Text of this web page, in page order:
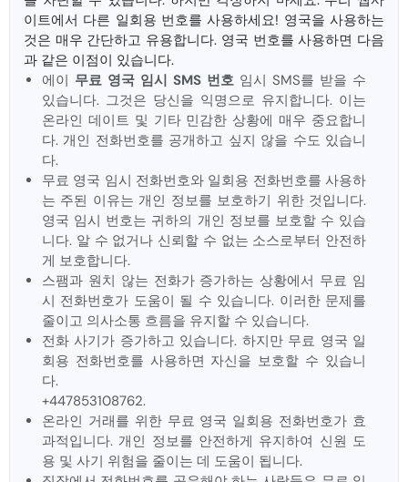
이트에서 다른 일회용 번호를 사용하세요! 영국을 사용하는
것은 매우 간단하고 유용합니다. 영국 번호를 사용하면 다음
과 같은 이점이 있습니다.
에이 무료 영국 임시 SMS 번호 임시 SMS를 받을 수
있습니다. 그것은 당신을 익명으로 유지합니다. 이는
온라인 데이트 및 기타 민감한 상황에 매우 중요합니
다. 개인 전화번호를 공개하고 싶지 않을 수도 있습니
다.
무료 영국 임시 전화번호와 일회용 전화번호를 사용하
는 주된 이유는 개인 정보를 보호하기 위한 것입니다.
영국 임시 번호는 귀하의 개인 정보를 보호할 수 있습
니다. 알 수 없거나 신뢰할 수 없는 소스로부터 안전하
게 보호합니다.
스팸과 원치 않는 전화가 증가하는 상황에서 무료 임
시 전화번호가 도움이 될 수 있습니다. 이러한 문제를
줄이고 의사소통 흐름을 유지할 수 있습니다.
전화 사기가 증가하고 있습니다. 하지만 무료 영국 일
회용 전화번호를 사용하면 자신을 보호할 수 있습니
다.
+447853108762.
온라인 거래를 위한 무료 영국 일회용 전화번호가 효
과적입니다. 개인 정보를 안전하게 유지하여 신원 도
용 및 사기 위험을 줄이는 데 도움이 됩니다.